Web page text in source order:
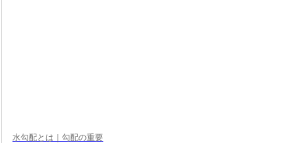
水勾配とは｜勾配の重要